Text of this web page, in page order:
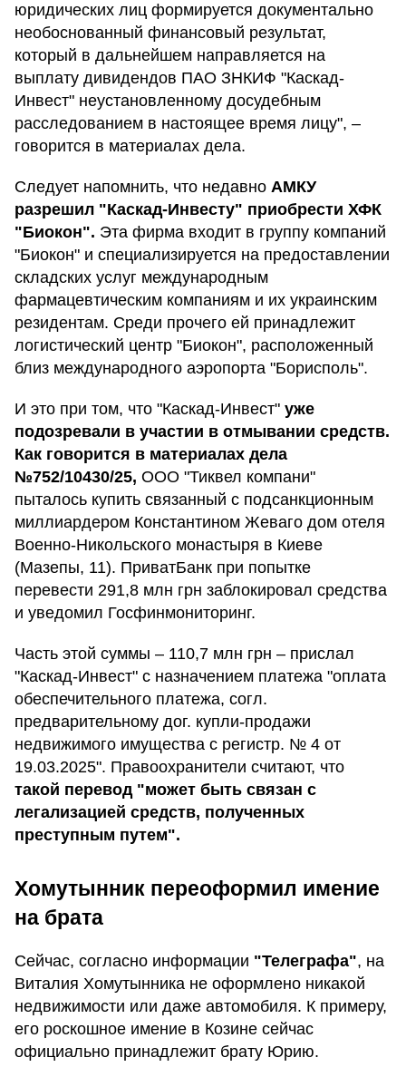
юридических лиц формируется документально
необоснованный финансовый результат,
который в дальнейшем направляется на
выплату дивидендов ПАО ЗНКИФ "Каскад-
Инвест" неустановленному досудебным
расследованием в настоящее время лицу", –
говорится в материалах дела.
Следует напомнить, что недавно АМКУ
разрешил "Каскад-Инвесту" приобрести ХФК
"Биокон". Эта фирма входит в группу компаний
"Биокон" и специализируется на предоставлении
складских услуг международным
фармацевтическим компаниям и их украинским
резидентам. Среди прочего ей принадлежит
логистический центр "Биокон", расположенный
близ международного аэропорта "Борисполь".
И это при том, что "Каскад-Инвест" уже
подозревали в участии в отмывании средств.
Как говорится в материалах дела
№752/10430/25, ООО "Тиквел компани"
пыталось купить связанный с подсанкционным
миллиардером Константином Жеваго дом отеля
Военно-Никольского монастыря в Киеве
(Мазепы, 11). ПриватБанк при попытке
перевести 291,8 млн грн заблокировал средства
и уведомил Госфинмониторинг.
Часть этой суммы – 110,7 млн грн – прислал
"Каскад-Инвест" с назначением платежа "оплата
обеспечительного платежа, согл.
предварительному дог. купли-продажи
недвижимого имущества с регистр. № 4 от
19.03.2025". Правоохранители считают, что
такой перевод "может быть связан с
легализацией средств, полученных
преступным путем".
Хомутынник переоформил имение
на брата
Сейчас, согласно информации "Телеграфа", на
Виталия Хомутынника не оформлено никакой
недвижимости или даже автомобиля. К примеру,
его роскошное имение в Козине сейчас
официально принадлежит брату Юрию.